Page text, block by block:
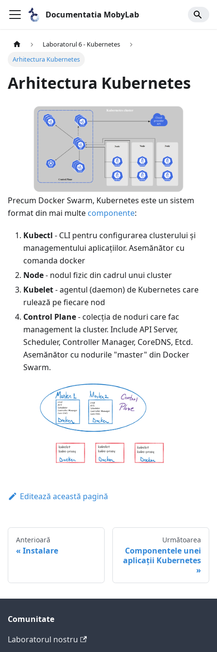
Documentatia MobyLab
Laboratorul 6 - Kubernetes
Arhitectura Kubernetes
Arhitectura Kubernetes
Precum Docker Swarm, Kubernetes este un sistem
format din mai multe componente:
Kubectl - CLI pentru configurarea clusterului și
managementului aplicațiilor. Asemănător cu
comanda docker
Node- nodul fizic din cadrul unui cluster
Kubelet- agentul (daemon) de Kubernetes care
rulează pe fiecare nod
Control Plane- colecția de noduri care fac
management la cluster. Include API Server,
Scheduler, Controller Manager, CoreDNS, Etcd.
Asemănător cu nodurile "master" din Docker
Swarm.
Editează această pagină
Anterioară
Instalare
Următoarea
Componentele unei
aplicații Kubernetes
Comunitate
Laboratorul nostru